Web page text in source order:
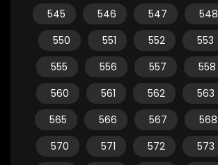
545
546 547 548
550
551 552 553
555
556 557 558
560
561 562 563
565
566 567 568
570
571 572 573